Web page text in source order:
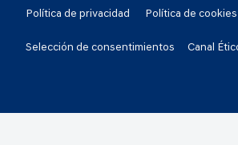
Política de privacidad Política de cookies
Selección de consentimientos Canal